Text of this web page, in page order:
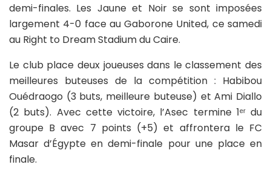
demi-finales. Les Jaune et Noir se sont imposées
largement 4-0 face au Gaborone United, ce samedi
au Right to Dream Stadium du Caire.
Le club place deux joueuses dans le classement des
meilleures buteuses de la compétition : Habibou
Ouédraogo (3 buts, meilleure buteuse) et Ami Diallo
(2 buts). Avec cette victoire, l’Asec termine 1ᵉʳ du
groupe B avec 7 points (+5) et affrontera le FC
Masar d’Égypte en demi-finale pour une place en
finale.